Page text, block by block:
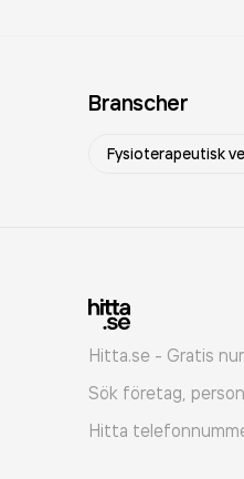
Branscher
Fysioterapeutisk
Hitta.se - Gratis
Sök företag,
Hitta